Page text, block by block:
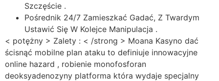
Szczęście .
Pośrednik 24/7 Zamieszkać Gadać, Z Twardym
Ustawić Się W Kolejce Manipulacja .
< potężny > Zalety : < /strong > Moana Kasyno dać
ścisnąć mobilne plan ataku to definiuje innowacyjne
online hazard , robienie monofosforan
deoksyadenozyny platforma która wydaje specjalny